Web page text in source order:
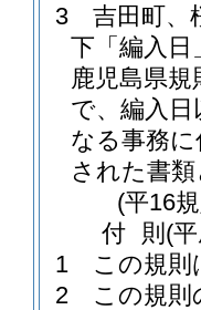
3
吉田町、
下「編入
鹿児島県規
で、編入
なる事務
された書
(平16
付 則 (
1
この規則
2
この規